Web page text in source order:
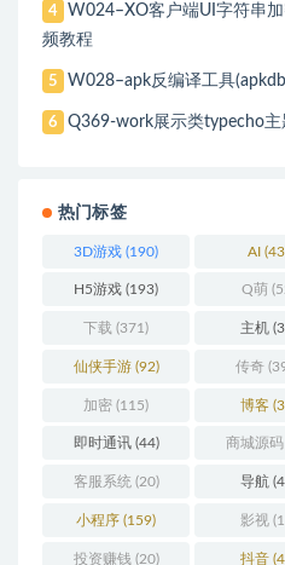
4
W024–XO客户端UI字符串
频教程
5 W028–apk反编译工具
6 Q369-work展示类typecho主
热门标签
3D游戏 (190) AI
H5游戏 (193) Q萌
下载 (371) 主机
仙侠手游(92) 传奇
加密 (115) 博客
即时通讯(44) 商城源码
客服系统 (20) 导航
小程序 (159) 影视
投资赚钱 (20) 抖音